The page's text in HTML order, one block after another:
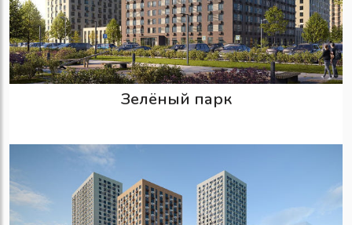
Зелёный парк